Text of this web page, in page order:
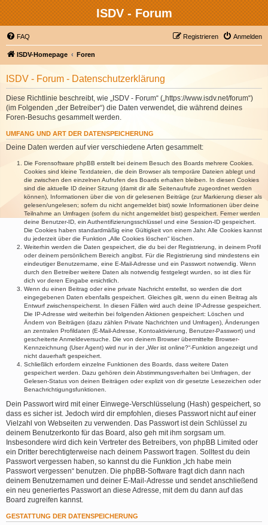
ISDV - Forum
FAQ Anmelden
Registrieren
ISDV-Homepage Foren
ISDV - Forum - Datenschutzerklärung
Diese Richtlinie beschreibt, wie „ISDV - Forum“ („https://www.isdv.net/forum“)
(im Folgenden „der Betreiber“) die Daten verwendet, die während deines
Foren-Besuchs gesammelt werden.
UMFANG UND ART DER DATENSPEICHERUNG
Deine Daten werden auf vier verschiedene Arten gesammelt:
Die Forensoftware phpBB erstellt bei deinem Besuch des Boards mehrere Cookies.
Cookies sind kleine Textdateien, die dein Browser als temporäre Dateien ablegt und
die zwischen den einzelnen Aufrufen des Boards erhalten bleiben. In diesen Cookies
sind die aktuelle ID deiner Sitzung (damit dir alle Seitenaufrufe zugeordnet werden
können), Informationen über die von dir gelesenen Beiträge (zur Markierung dieser als
gelesen/ungelesen; sofern du nicht angemeldet bist) sowie Informationen über deine
Teilnahme an Umfragen (sofern du nicht angemeldet bist) gespeichert. Ferner werden
deine Benutzer-ID, ein Authentifizierungsschlüssel und eine Session-ID gespeichert.
Die Cookies haben standardmäßig eine Gültigkeit von einem Jahr. Alle Cookies kannst
du jederzeit über die Funktion „Alle Cookies löschen“ löschen.
Weiterhin werden die Daten gespeichert, die du bei der Registrierung, in deinem Profil
oder deinem persönlichem Bereich angibst. Für die Registrierung sind mindestens ein
eindeutiger Benutzername, eine E-Mail-Adresse und ein Passwort notwendig. Wenn
durch den Betreiber weitere Daten als notwendig festgelegt wurden, so ist dies für
dich vor deren Eingabe ersichtlich.
Wenn du einen Beitrag oder eine private Nachricht erstellst, so werden die dort
eingegebenen Daten ebenfalls gespeichert. Gleiches gilt, wenn du einen Beitrag als
Entwurf zwischenspeicherst. In diesen Fällen wird auch deine IP-Adresse gespeichert.
Die IP-Adresse wird weiterhin bei folgenden Aktionen gespeichert: Löschen und
Ändern von Beiträgen (dazu zählen Private Nachrichten und Umfragen), Änderungen
an zentralen Profildaten (E-Mail-Adresse, Kontoaktivierung, Benutzer-Passwort) und
gescheiterte Anmeldeversuche. Die von deinem Browser übermittelte Browser-
Kennzeichnung (User Agent) wird nur in der „Wer ist online?“-Funktion angezeigt und
nicht dauerhaft gespeichert.
Schließlich erfordern einzelne Funktionen des Boards, dass weitere Daten
gespeichert werden. Dazu gehören dein Abstimmungsverhalten bei Umfragen, der
Gelesen-Status von deinen Beiträgen oder explizit von dir gesetzte Lesezeichen oder
Benachrichtigungsfunktionen.
Dein Passwort wird mit einer Einwege-Verschlüsselung (Hash) gespeichert, so
dass es sicher ist. Jedoch wird dir empfohlen, dieses Passwort nicht auf einer
Vielzahl von Webseiten zu verwenden. Das Passwort ist dein Schlüssel zu
deinem Benutzerkonto für das Board, also geh mit ihm sorgsam um.
Insbesondere wird dich kein Vertreter des Betreibers, von phpBB Limited oder
ein Dritter berechtigterweise nach deinem Passwort fragen. Solltest du dein
Passwort vergessen haben, so kannst du die Funktion „Ich habe mein
Passwort vergessen“ benutzen. Die phpBB-Software fragt dich dann nach
deinem Benutzernamen und deiner E-Mail-Adresse und sendet anschließend
ein neu generiertes Passwort an diese Adresse, mit dem du dann auf das
Board zugreifen kannst.
GESTATTUNG DER DATENSPEICHERUNG